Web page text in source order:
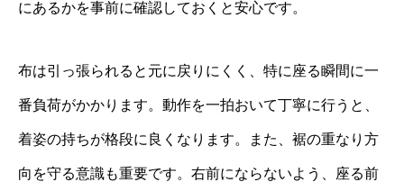
にあるかを事前に確認しておくと安心です。
布は引っ張られると元に戻りにくく、特に座る瞬間に一
番負荷がかかります。動作を一拍おいて丁寧に行うと、
着姿の持ちが格段に良くなります。また、裾の重なり方
向を守る意識も重要です。右前にならないよう、座る前